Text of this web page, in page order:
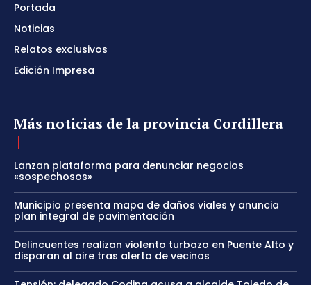
Portada
Noticias
Relatos exclusivos
Edición Impresa
Más noticias de la provincia Cordillera
Lanzan plataforma para denunciar negocios
«sospechosos»
Municipio presenta mapa de daños viales y anuncia
plan integral de pavimentación
Delincuentes realizan violento turbazo en Puente Alto y
disparan al aire tras alerta de vecinos